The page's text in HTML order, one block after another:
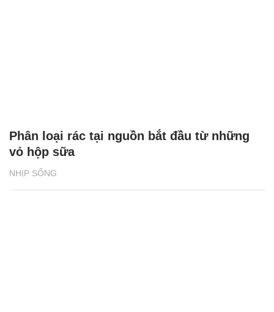
NHỊP SỐNG
Phân loại rác tại nguồn bắt đầu từ những
vỏ hộp sữa